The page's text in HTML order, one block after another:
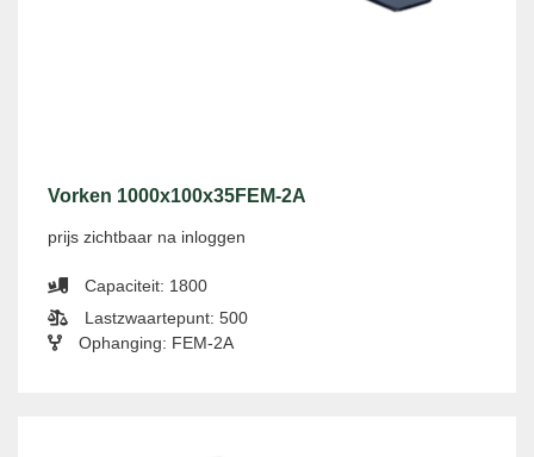
Vorken 1000x100x35FEM-2A
prijs zichtbaar na inloggen
Capaciteit: 1800
Lastzwaartepunt: 500
Ophanging: FEM-2A